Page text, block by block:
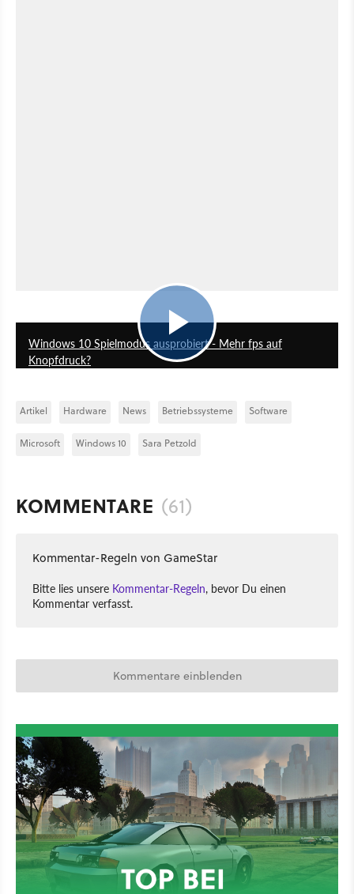
Windows 10 Spielmodus ausprobiert - Mehr fps auf
Knopfdruck?
Artikel Hardware News Betriebssysteme Software
Microsoft Windows 10 Sara Petzold
KOMMENTARE (61)
Kommentar-Regeln von GameStar
Bitte lies unsere Kommentar-Regeln, bevor Du einen
Kommentar verfasst.
Kommentare einblenden